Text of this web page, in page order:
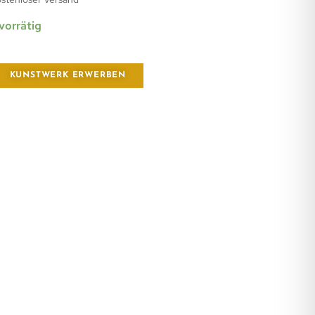
KUNSTWERK ERWERBEN